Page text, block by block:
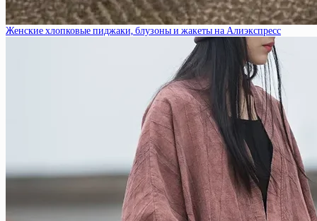
Женские хлопковые пиджаки, блузоны и жакеты на Алиэкспресс